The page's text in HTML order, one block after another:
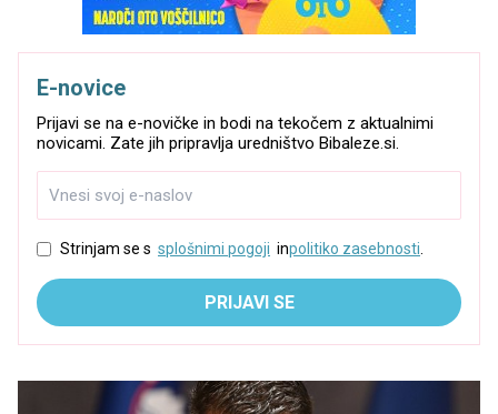
E-novice
Prijavi se na e-novičke in bodi na tekočem z aktualnimi
novicami. Zate jih pripravlja uredništvo Bibaleze.si.
Strinjam se s splošnimi pogoji inpolitiko zasebnosti
PRIJAVI SE